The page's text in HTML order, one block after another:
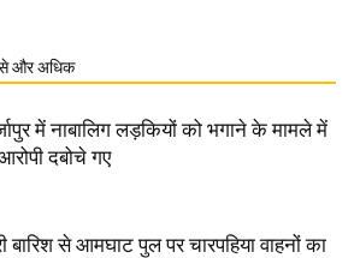
और अधिक
में नाबालिग लड़कियों को भगाने के मामले में
दबोचे गए
बारिश से आमघाट पुल पर चारपहिया वाहनों का